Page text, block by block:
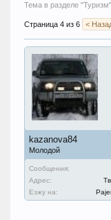
Тема в разделе "Туризм
Страница 4 из 6 <
kazanova84
Молодой
Сообщения:
Адрес:
Езжу на: